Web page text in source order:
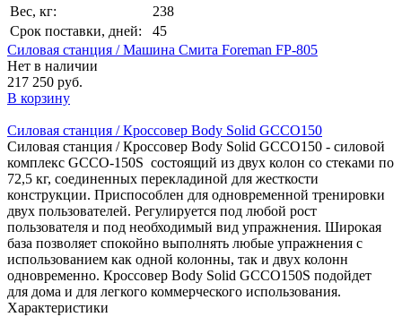
Вес, кг:
238
Срок поставки, дней:
45
Силовая станция / Машина Смита Foreman FP-805
Нет в наличии
217 250 руб.
В корзину
Силовая станция / Кроссовер Body Solid GCCO150
Силовая станция / Кроссовер Body Solid GCCO150 - силовой
комплекс GCCO-150S состоящий из двух колон со стеками по
72,5 кг, соединенных перекладиной для жесткости
конструкции. Приспособлен для одновременной тренировки
двух пользователей. Регулируется под любой рост
пользователя и под необходимый вид упражнения. Широкая
база позволяет спокойно выполнять любые упражнения с
использованием как одной колонны, так и двух колонн
одновременно. Кроссовер Body Solid GCCO150S подойдет
для дома и для легкого коммерческого использования.
Характеристики